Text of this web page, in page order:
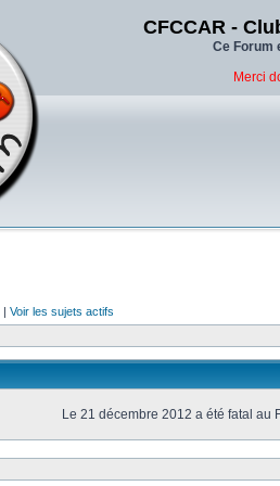
CFCCAR -
Ce Forum
Merci
| Voir les sujets actifs
Le 21 décembre 2012 a été fatal au